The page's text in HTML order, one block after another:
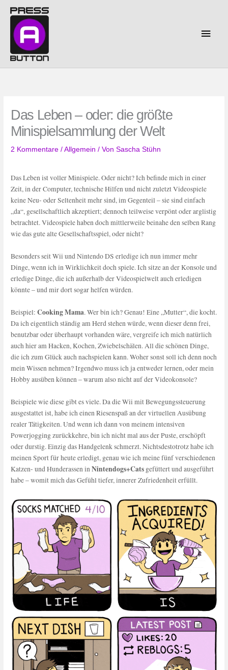
Inhalt
springen
Das Leben – oder: die größte
Minispielsammlung der Welt
2 Kommentare /Allgemein / VonSascha Stühn
Das Leben ist voller Minispiele. Oder nicht? Ich befinde mich in einer
Zeit, in der Computer, technische Hilfen und nicht zuletzt Videospiele
keine Neu- oder Seltenheit mehr sind, im Gegenteil – sie sind einfach
„da“, gesellschaftlich akzeptiert; dennoch teilweise verpönt oder arglistig
betrachtet. Videospiele haben doch mittlerweile beinahe den selben Rang
wie das gute alte Gesellschaftsspiel, oder nicht?
Besonders seit Wii und Nintendo DS erledige ich nun immer mehr
Dinge, wenn ich in Wirklichkeit doch spiele. Ich sitze an der Konsole und
erledige Dinge, die ich außerhalb der Videospielwelt auch erledigen
könnte – und mir dort sogar helfen würden.
Beispiel:Cooking Mama. Wer bin ich? Genau! Eine „Mutter“, die kocht.
Da ich eigentlich ständig am Herd stehen würde, wenn dieser denn frei,
benutzbar oder überhaupt vorhanden wäre, vergreife ich mich natürlich
auch hier am Hacken, Kochen, Zwiebelschälen. All die schönen Dinge,
die ich zum Glück auch nachspielen kann. Woher sonst soll ich denn noch
mein Wissen nehmen? Irgendwo muss ich ja entweder lernen, oder mein
Hobby ausüben können – warum also nicht auf der Videokonsole?
Beispiele wie diese gibt es viele. Da die Wii mit Bewegungssteuerung
ausgestattet ist, habe ich einen Riesenspaß an der virtuellen Ausübung
realer Tätigkeiten. Und wenn ich dann von meinem intensiven
Powerjogging zurückkehre, bin ich nicht mal aus der Puste, erschöpft
oder durstig. Einzig das Handgelenk schmerzt. Nichtsdestotrotz habe ich
meinen Sport für heute erledigt, genau wie ich meine fünf verschiedenen
Katzen- und Hunderassen inNintendogs+Cats gefüttert und ausgeführt
habe – womit mich das Gefühl tiefer, innerer Zufriedenheit erfüllt.